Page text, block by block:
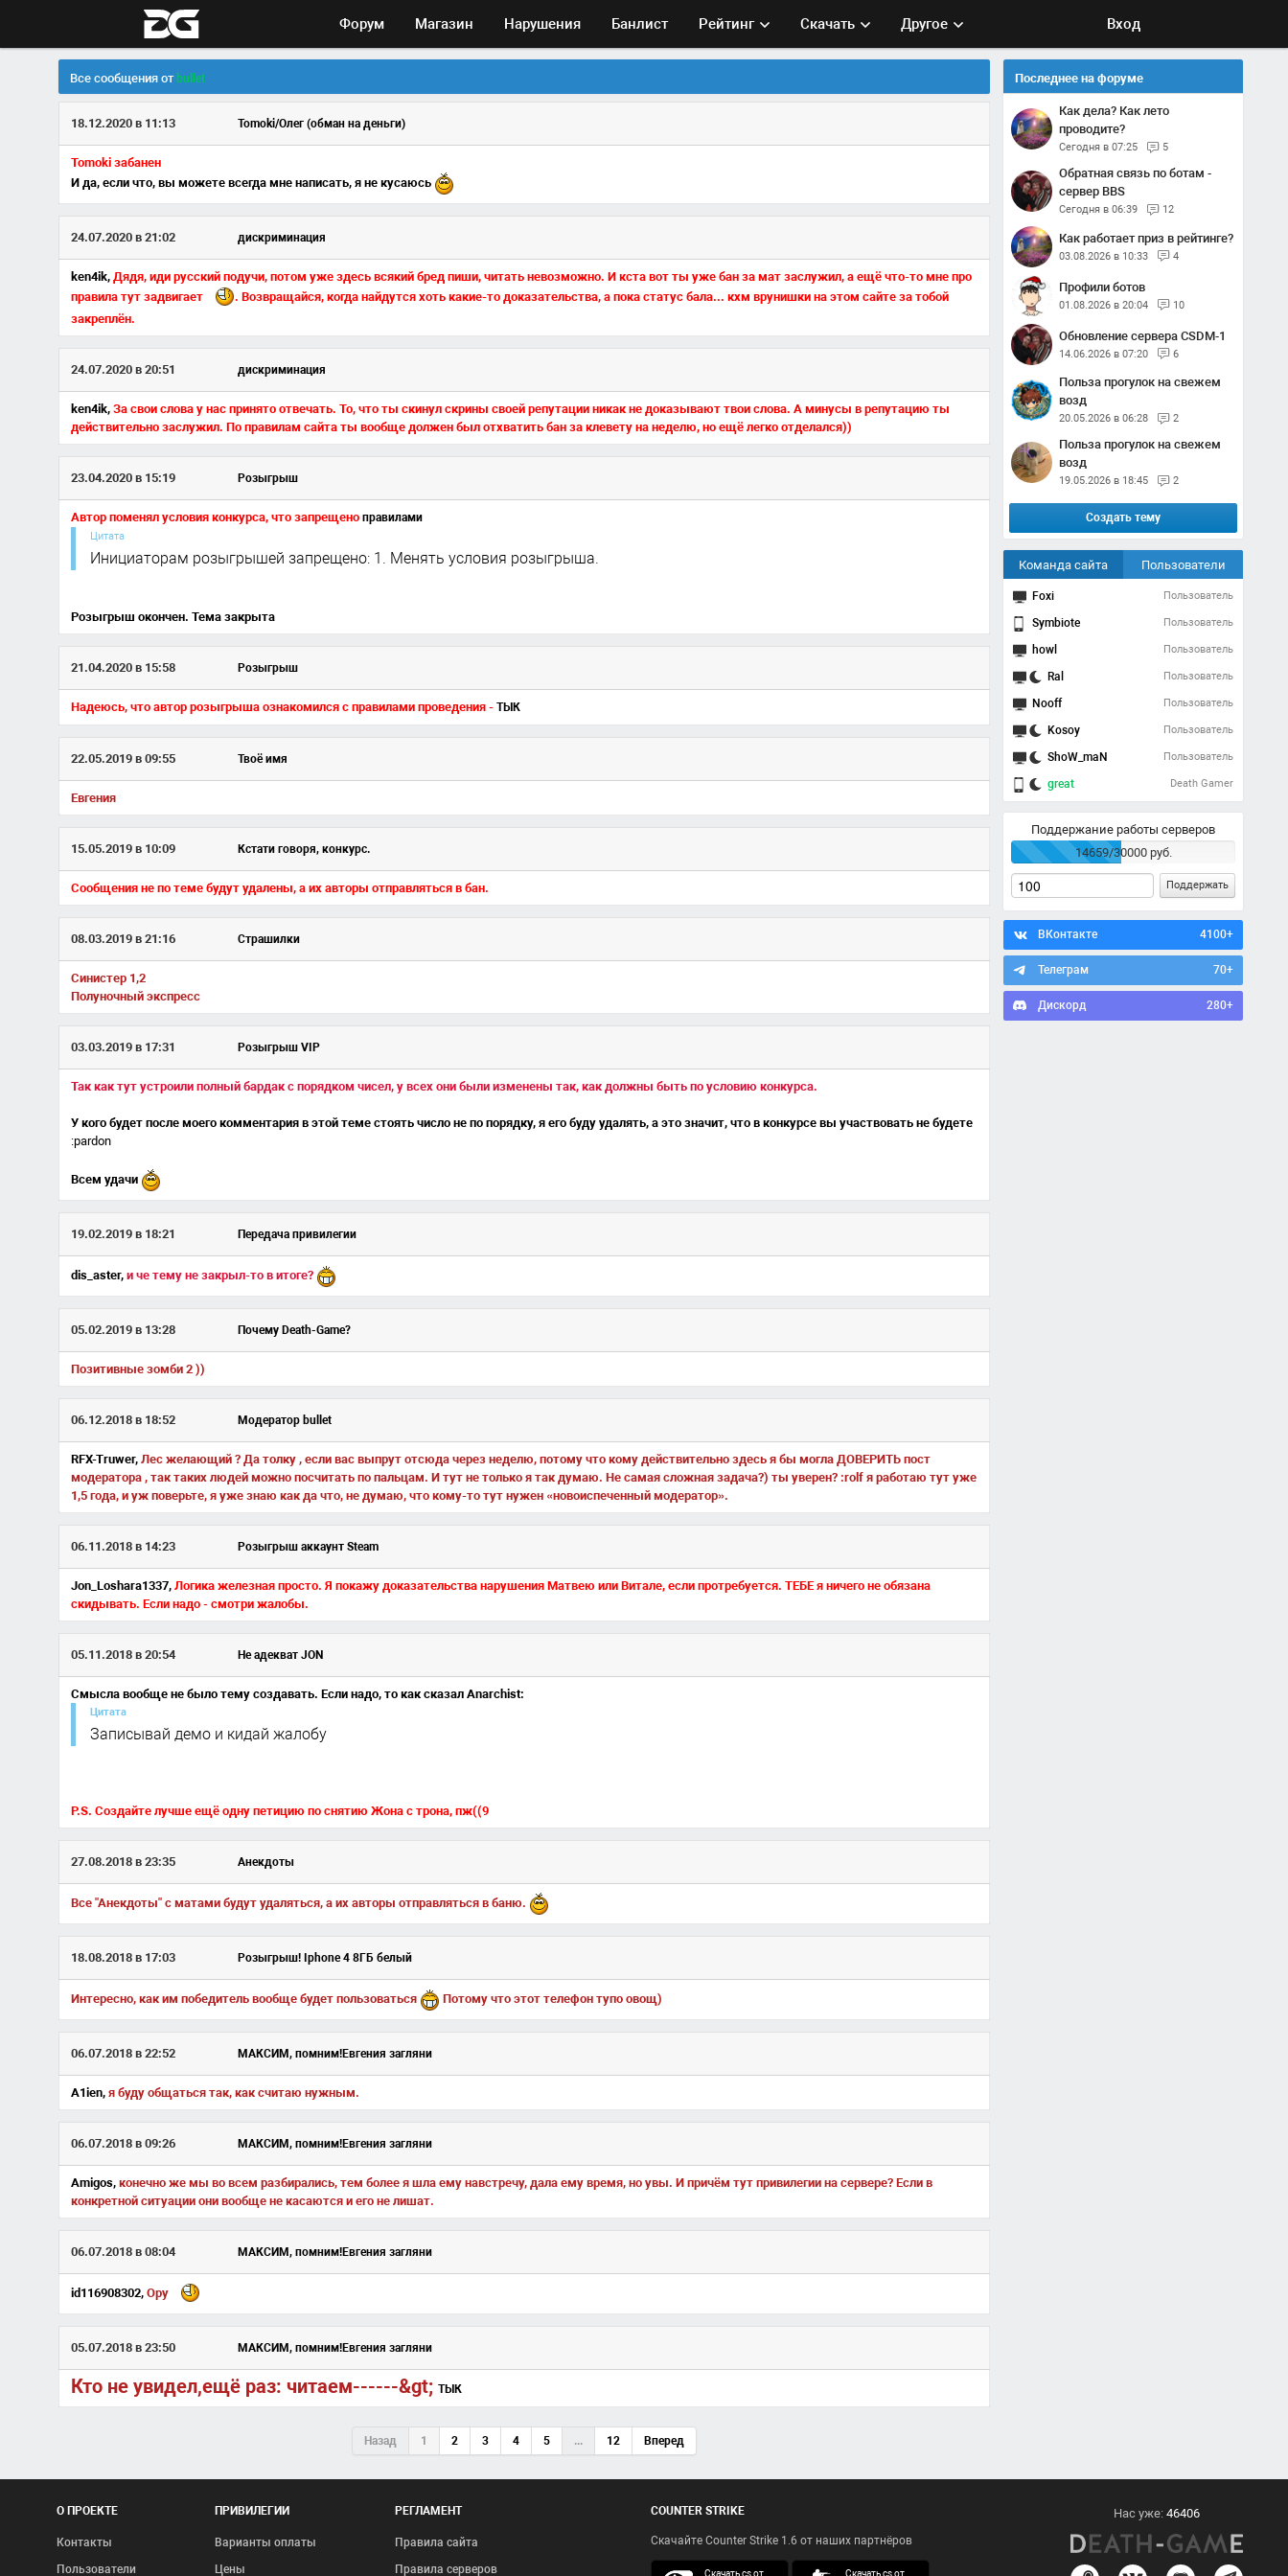
Форум Магазин Нарушения Банлист Рейтинг Скачать Другое Вход
Все сообщения от bullet
18.12.2020 в 11:13 Tomoki/Олег (обман на деньги)
Tomoki забанен
И да, если что, вы можете всегда мне написать, я не кусаюсь
24.07.2020 в 21:02 дискриминация
ken4ik, Дядя, иди русский подучи, потом уже здесь всякий бред пиши, читать невозможно. И кста вот ты уже бан за мат заслужил, а ещё что-то мне про
правила тут задвигает
. Возвращайся, когда найдутся хоть какие-то доказательства, а пока статус бала... кхм врунишки на этом сайте за тобой
закреплён.
24.07.2020 в 20:51 дискриминация
ken4ik, За свои слова у нас принято отвечать. То, что ты скинул скрины своей репутации никак не доказывают твои слова. А минусы в репутацию ты
действительно заслужил. По правилам сайта ты вообще должен был отхватить бан за клевету на неделю, но ещё легко отделался))
23.04.2020 в 15:19 Розыгрыш
Автор поменял условия конкурса, что запрещено правилами
Цитата
Инициаторам розыгрышей запрещено: 1. Менять условия розыгрыша.
Розыгрыш окончен. Тема закрыта
21.04.2020 в 15:58 Розыгрыш
Надеюсь, что автор розыгрыша ознакомился с правилами проведения - ТЫК
22.05.2019 в 09:55 Твоё имя
Евгения
15.05.2019 в 10:09 Кстати говоря, конкурс.
Сообщения не по теме будут удалены, а их авторы отправляться в бан.
08.03.2019 в 21:16 Страшилки
Синистер 1,2
Полуночный экспресс
03.03.2019 в 17:31 Розыгрыш VIP
Так как тут устроили полный бардак с порядком чисел, у всех они были изменены так, как должны быть по условию конкурса.
У кого будет после моего комментария в этой теме стоять число не по порядку, я его буду удалять, а это значит, что в конкурсе вы участвовать не будете
:pardon
Всем удачи
19.02.2019 в 18:21 Передача привилегии
dis_aster, и че тему не закрыл-то в итоге?
05.02.2019 в 13:28 Почему Death-Game?
Позитивные зомби 2 ))
06.12.2018 в 18:52 Модератор bullet
RFX-Truwer, Лес желающий ? Да толку , если вас выпрут отсюда через неделю, потому что кому действительно здесь я бы могла ДОВЕРИТЬ пост
модератора , так таких людей можно посчитать по пальцам. И тут не только я так думаю. Не самая сложная задача?) ты уверен? :rolf я работаю тут уже
1,5 года, и уж поверьте, я уже знаю как да что, не думаю, что кому-то тут нужен «новоиспеченный модератор».
06.11.2018 в 14:23 Розыгрыш аккаунт Steam
Jon_Loshara1337, Логика железная просто. Я покажу доказательства нарушения Матвею или Витале, если протребуется. ТЕБЕ я ничего не обязана
скидывать. Если надо - смотри жалобы.
05.11.2018 в 20:54 Не адекват JON
Смысла вообще не было тему создавать. Если надо, то как сказал Anarchist:
Цитата
Записывай демо и кидай жалобу
P.S. Создайте лучше ещё одну петицию по снятию Жона с трона, пж((9
27.08.2018 в 23:35 Анекдоты
Все "Анекдоты" с матами будут удаляться, а их авторы отправляться в баню.
18.08.2018 в 17:03 Розыгрыш! Iphone 4 8ГБ белый
Интересно, как им победитель вообще будет пользоваться Потому что этот телефон тупо овощ)
06.07.2018 в 22:52 МАКСИМ, помним!Евгения загляни
A1ien, я буду общаться так, как считаю нужным.
06.07.2018 в 09:26 МАКСИМ, помним!Евгения загляни
Amigos, конечно же мы во всем разбирались, тем более я шла ему навстречу, дала ему время, но увы. И причём тут привилегии на сервере? Если в
конкретной ситуации они вообще не касаются и его не лишат.
06.07.2018 в 08:04 МАКСИМ, помним!Евгения загляни
id116908302, Ору
05.07.2018 в 23:50 МАКСИМ, помним!Евгения загляни
Кто не увидел,ещё раз: читаем------&gt; ТЫК
Назад 1 2 3 4 5 ... 12 Вперед
Последнее на форуме
Как дела? Как лето
проводите?
Сегодня в 07:25 5
Обратная связь по ботам -
сервер BBS
Сегодня в 06:39 12
Как работает приз в рейтинге?
03.08.2026 в 10:33 4
Профили ботов
01.08.2026 в 20:04 10
Обновление сервера CSDM-1
14.06.2026 в 07:20 6
Польза прогулок на свежем
возд
20.05.2026 в 06:28 2
Польза прогулок на свежем
возд
19.05.2026 в 18:45 2
Создать тему
Команда сайта Пользователи
Foxi Пользователь
Symbiote Пользователь
howl Пользователь
Ral Пользователь
Nooff Пользователь
Kosoy Пользователь
ShoW_maN Пользователь
great Death Gamer
Поддержание работы серверов
14659/30000 руб.
Поддержать
ВКонтакте 4100+
Телеграм 70+
Дискорд 280+
О ПРОЕКТЕ
Контакты
Пользователи
ПРИВИЛЕГИИ
Варианты оплаты
Цены
РЕГЛАМЕНТ
Правила сайта
Правила серверов
COUNTER STRIKE
Скачайте Counter Strike 1.6 от наших партнёров
Скачать cs от Скачать cs от
Нас уже: 46406